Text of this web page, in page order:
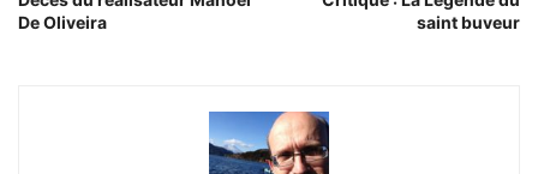
De Oliveira
saint buveur